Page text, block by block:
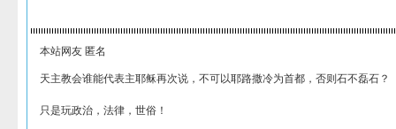
本站网友 匿名
天主教会谁能代表主耶稣再次说，不可以耶路撒冷为首都，否则石不磊石？
只是玩政治，法律，世俗！